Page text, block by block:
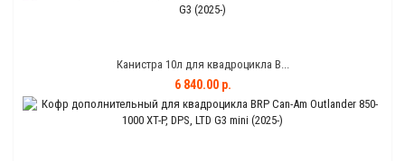
Канистра 10л для квадроцикла B...
6 840.00 р.